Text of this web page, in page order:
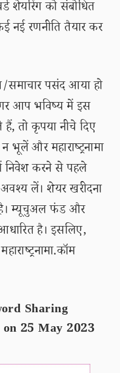
शेयरिंग को संबोधित
नई रणनीति तैयार कर
पसंद आया हो
आप भविष्य में इस
तो कृपया नीचे दिए
भूलें और महाराष्ट्रनामा
निवेश करने से पहले
लें। शेयर खरीदना
है। म्यूचुअल फंड और
है। इसलिए,
Sharing
25 May 2023